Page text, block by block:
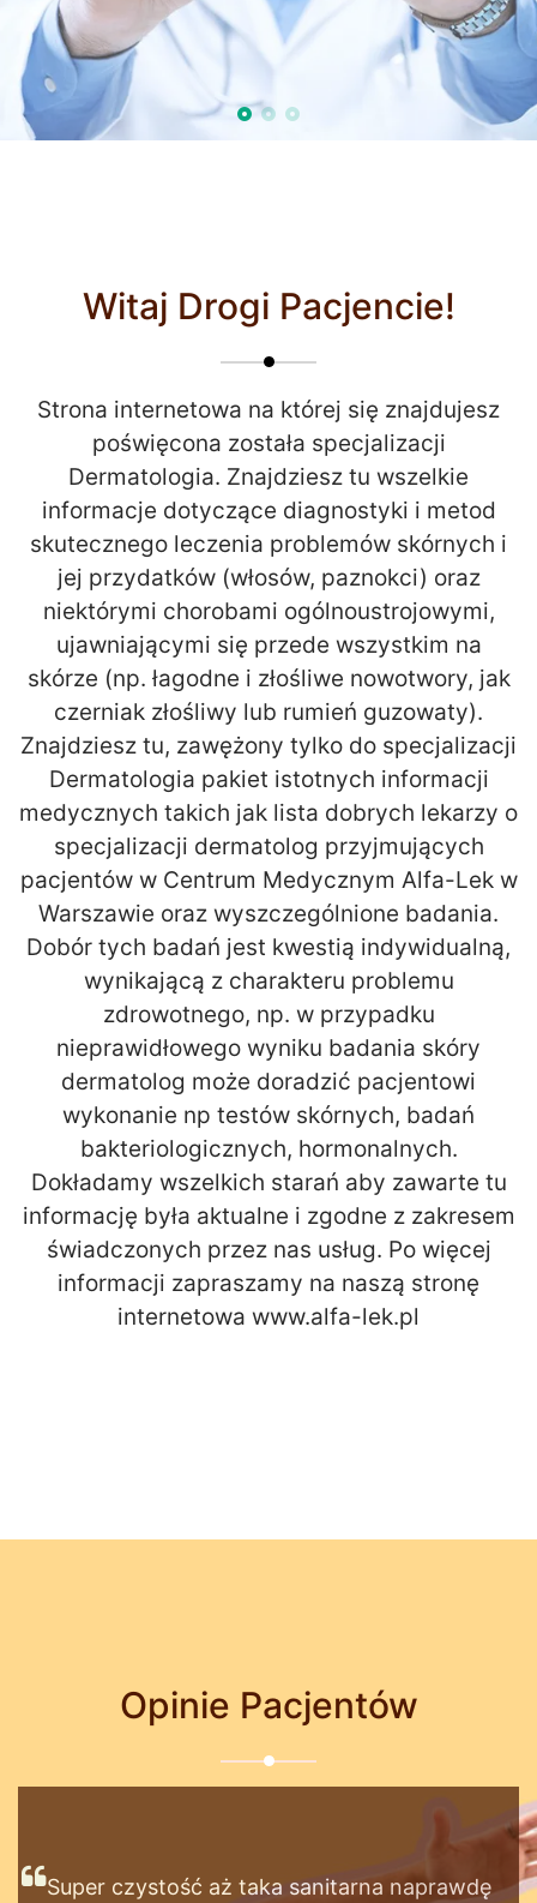
Witaj Drogi Pacjencie!
Strona internetowa na której się znajdujesz
poświęcona została specjalizacji
Dermatologia. Znajdziesz tu wszelkie
informacje dotyczące diagnostyki i metod
skutecznego leczenia problemów skórnych i
jej przydatków (włosów, paznokci) oraz
niektórymi chorobami ogólnoustrojowymi,
ujawniającymi się przede wszystkim na
skórze (np. łagodne i złośliwe nowotwory, jak
czerniak złośliwy lub rumień guzowaty).
Znajdziesz tu, zawężony tylko do specjalizacji
Dermatologia pakiet istotnych informacji
medycznych takich jak lista dobrych lekarzy o
specjalizacji dermatolog przyjmujących
pacjentów w Centrum Medycznym Alfa-Lek w
Warszawie oraz wyszczególnione badania.
Dobór tych badań jest kwestią indywidualną,
wynikającą z charakteru problemu
zdrowotnego, np. w przypadku
nieprawidłowego wyniku badania skóry
dermatolog może doradzić pacjentowi
wykonanie np testów skórnych, badań
bakteriologicznych, hormonalnych.
Dokładamy wszelkich starań aby zawarte tu
informację była aktualne i zgodne z zakresem
świadczonych przez nas usług. Po więcej
informacji zapraszamy na naszą stronę
internetowa www.alfa-lek.pl
Opinie Pacjentów
Jedyna placówka, która odbiera telefony od